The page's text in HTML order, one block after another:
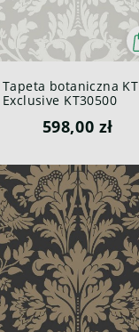
Tapeta botaniczna KT
Exclusive KT30500
British Heritage III
598,00 zł